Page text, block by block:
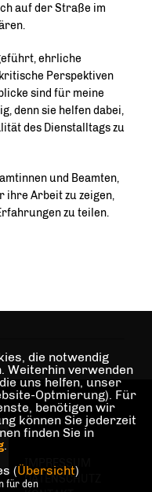
auf der Straße im
ehrliche
Perspektiven
sind für meine
denn sie helfen dabei,
des Dienstalltags zu
und Beamten,
ihre Arbeit zu zeigen,
zu teilen.
IMPRESSUM
DATENSCHUTZ
die notwendig
Weiterhin verwenden
uns helfen, unser
Optmierung). Für
benötigen wir
können Sie jederzeit
finden Sie in
.
(Übersicht)
für den